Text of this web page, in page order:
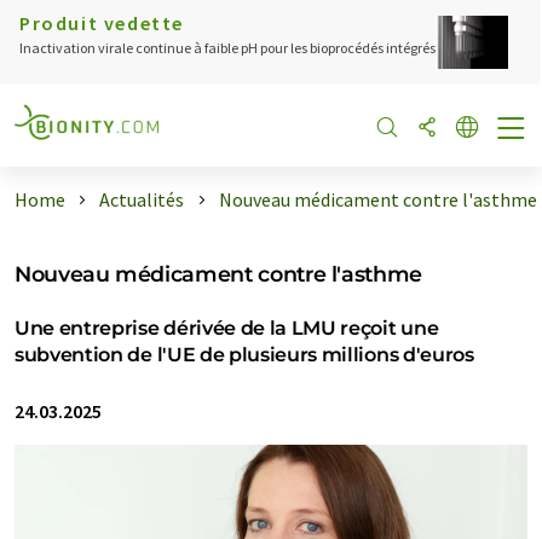
Produit vedette
Inactivation virale continue à faible pH pour les bioprocédés intégrés
Home Actualités Nouveau médicament contre l'asthme
Nouveau médicament contre l'asthme
Une entreprise dérivée de la LMU reçoit une
subvention de l'UE de plusieurs millions d'euros
24.03.2025